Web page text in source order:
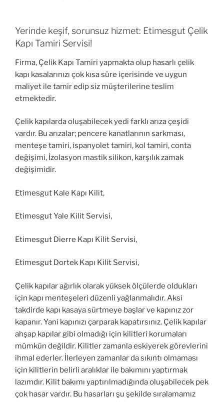
Yerinde keşif, sorunsuz hizmet: Etimesgut Çelik
Kapı Tamiri Servisi!
Firma, Çelik Kapı Tamiri yapmakta olup hasarlı çelik
kapı kasalarınızı çok kısa süre içerisinde ve uygun
maliyet ile tamir edip siz müşterilerine teslim
etmektedir.
Çelik kapılarda oluşabilecek yedi farklı arıza çeşidi
vardır. Bu arızalar; pencere kanatlarının sarkması,
menteşe tamiri, ispanyolet tamiri, kol tamiri, conta
değişimi, İzolasyon mastik silikon, karşılık zamak
değişimidir.
Etimesgut Kale Kapı Kilit,
Etimesgut Yale Kilit Servisi,
Etimesgut Dierre Kapı Kilit Servisi,
Etimesgut Dortek Kapı Kilit Servisi,
Çelik kapılar ağırlık olarak yüksek ölçülerde oldukları
için kapı menteşeleri düzenli yağlanmalıdır. Aksi
takdirde kapı kasaya sürtmeye başlar ve kapınız zor
kapanır. Yani kapınızı çarparak kapatırsınız. Çelik kapılar
ahşap kapılar gibi olmadığı için kilitleri korumaları
mümkün değildir. Kilitler zamanla eskiyerek görevlerini
ihmal ederler. İlerleyen zamanlar da sıkıntı olmaması
için kilitlerin belirli aralıklar ile bakımını yaptırmak
lazımdır. Kilit bakımı yaptırılmadığında oluşabilecek pek
çok hasar vardır. Bu hasarları şu şekilde sıralamamız